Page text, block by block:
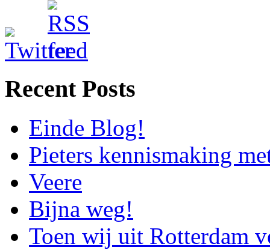
Recent Posts
Einde Blog!
Pieters kennismaking
Veere
Bijna weg!
Toen wij uit